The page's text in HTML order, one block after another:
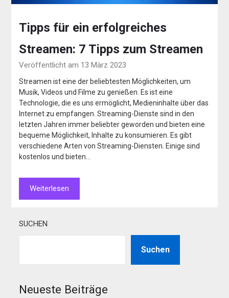
Tipps für ein erfolgreiches
Streamen: 7 Tipps zum Streamen
Veröffentlicht am 13 März 2023
Streamen ist eine der beliebtesten Möglichkeiten, um
Musik, Videos und Filme zu genießen. Es ist eine
Technologie, die es uns ermöglicht, Medieninhalte über das
Internet zu empfangen. Streaming-Dienste sind in den
letzten Jahren immer beliebter geworden und bieten eine
bequeme Möglichkeit, Inhalte zu konsumieren. Es gibt
verschiedene Arten von Streaming-Diensten. Einige sind
kostenlos und bieten…
Weiterlesen
SUCHEN
Suchen
Neueste Beiträge